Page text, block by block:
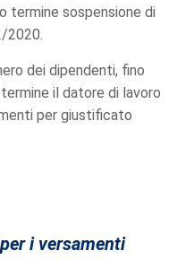
termine sospensione di
2020.
dei dipendenti, fino
il datore di lavoro
per giustificato
i versamenti